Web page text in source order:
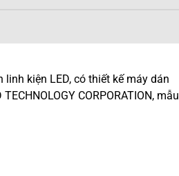
kiện LED, có thiết kế máy dán
CORPORATION, mẫu